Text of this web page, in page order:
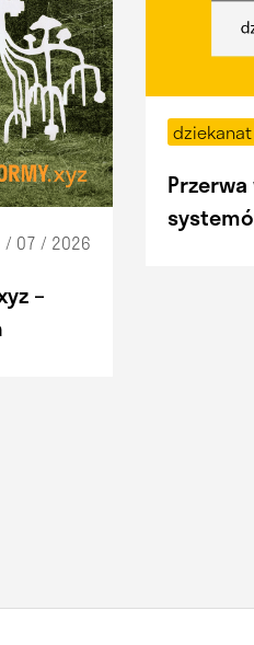
/ 07 / 2026
–
dziekanat
Przerwa